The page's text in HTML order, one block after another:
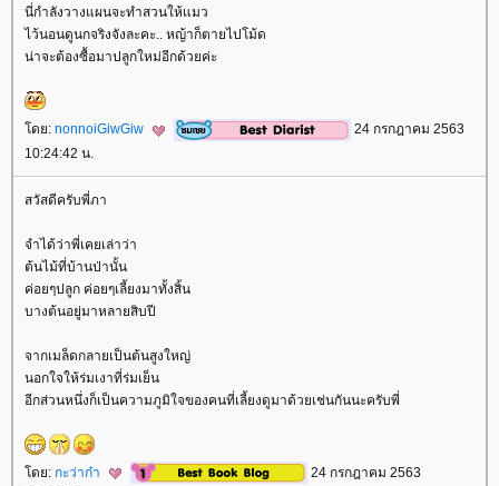
นี่กำลังวางแผนจะทำสวนให้แมว
ไว้นอนดูนกจริงจังละคะ.. หญ้าก็ตายไปโม้ด
น่าจะต้องซื้อมาปลูกใหม่อีกด้วยค่ะ
ดย: nonnoiGiwGiw
24 กรกฎาคม 2563
10:24:42 น.
สวัสดีครับพี่ภา
จำได้ว่าพี่เคยเล่าว่า
ต้นไม้ที่บ้านป่านั้น
ค่อยๆปลูก ค่อยๆเลี้ยงมาทั้งสิ้น
บางต้นอยู่มาหลายสิบปี
จากเมล็ดกลายเป็นต้นสูงใหญ่
นอกใจให้ร่มเงาที่ร่มเย็น
อีกส่วนหนึ่งก็เป็นความภูมิใจของคนที่เลี้ยงดูมาด้วยเช่นกันนะครับพี่
ดย: กะว่าก๋า
24 กรกฎาคม 2563